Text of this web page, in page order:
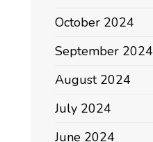
October 2024
September 2024
August 2024
July 2024
June 2024